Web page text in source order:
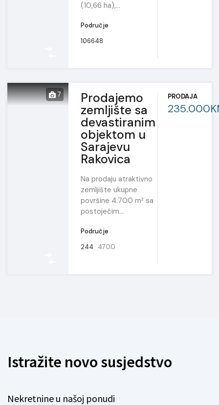
(10,66 ha),…
Područje
106648
7 Prodajemo
zemljište sa
devastiranim
objektom u
Sarajevu
Rakovica
Na prodaju atraktivno
zemljište ukupne
površine 4.700 m² sa
postojećim…
Područje
244
4700
PRODAJA
Istražite novo susjedstvo
Nekretnine u našoj ponudi